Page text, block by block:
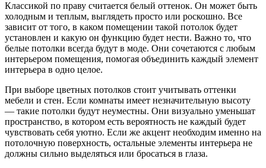
Классикой по праву считается белый оттенок. Он может быть
холодным и теплым, выглядеть просто или роскошно. Все
зависит от того, в каком помещении такой потолок будет
установлен и какую он функцию будет нести. Важно то, что
белые потолки всегда будут в моде. Они сочетаются с любым
интерьером помещения, помогая объединить каждый элемент
интерьера в одно целое.
При выборе цветных потолков стоит учитывать оттенки
мебели и стен. Если комнаты имеет незначительную высоту
— такие потолки будут неуместны. Они визуально уменьшат
пространство, в котором есть вероятность не каждый будет
чувствовать себя уютно. Если же акцент необходим именно на
потолочную поверхность, остальные элементы интерьера не
должны сильно выделяться или бросаться в глаза.